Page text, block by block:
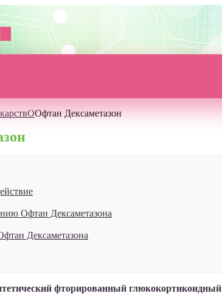
ООфтан Дексаметазон
Офтан Дексаметазона
Дексаметазона
фторированный